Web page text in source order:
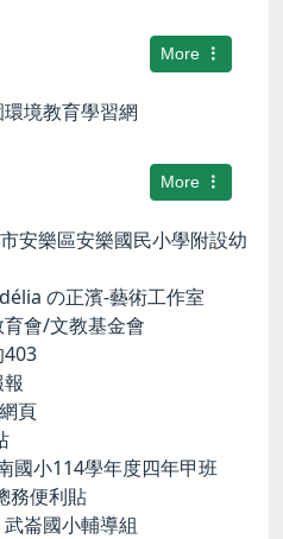
More
境教育學習網
More
安樂區安樂國民小學附設幼
の正濱-藝術工作室
會/文教基金會
403
頁
國小114學年度四年甲班
務便利貼
崙國小輔導組